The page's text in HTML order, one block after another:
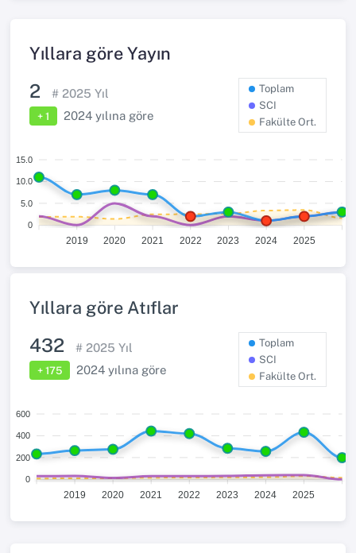
Yıllara göre Yayın
2 # 2025 Yıl
+ 1 2024 yılına göre
Toplam
SCI
Fakülte Ort.
15.0
10.0
5.0
0
2019 2020 2021 2022 2023 2024 2025
Yıllara göre Atıflar
432 # 2025 Yıl
+ 175 2024 yılına göre
Toplam
SCI
Fakülte Ort.
600
400
200
0
2019 2020 2021 2022 2023 2024 2025